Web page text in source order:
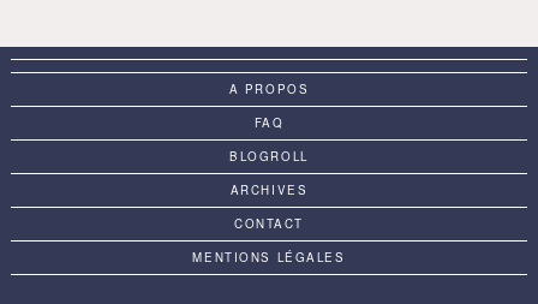
A PROPOS
FAQ
BLOGROLL
ARCHIVES
CONTACT
MENTIONS LÉGALES